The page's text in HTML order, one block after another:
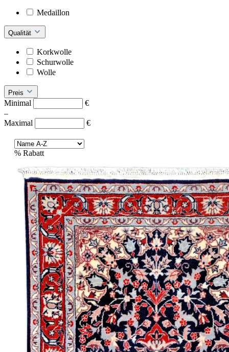
Medaillon
Qualität
Korkwolle
Schurwolle
Wolle
Preis
Minimal
€
–
Maximal
€
% Rabatt